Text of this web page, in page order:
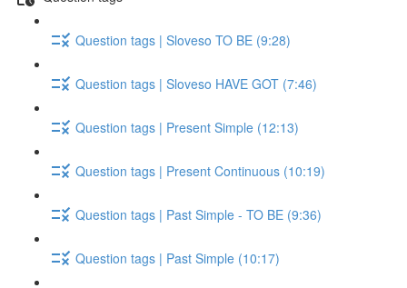
Question tags | Sloveso TO BE (9:28)
Question tags | Sloveso HAVE GOT (7:46)
Question tags | Present Simple (12:13)
Question tags | Present Continuous (10:19)
Question tags | Past Simple - TO BE (9:36)
Question tags | Past Simple (10:17)